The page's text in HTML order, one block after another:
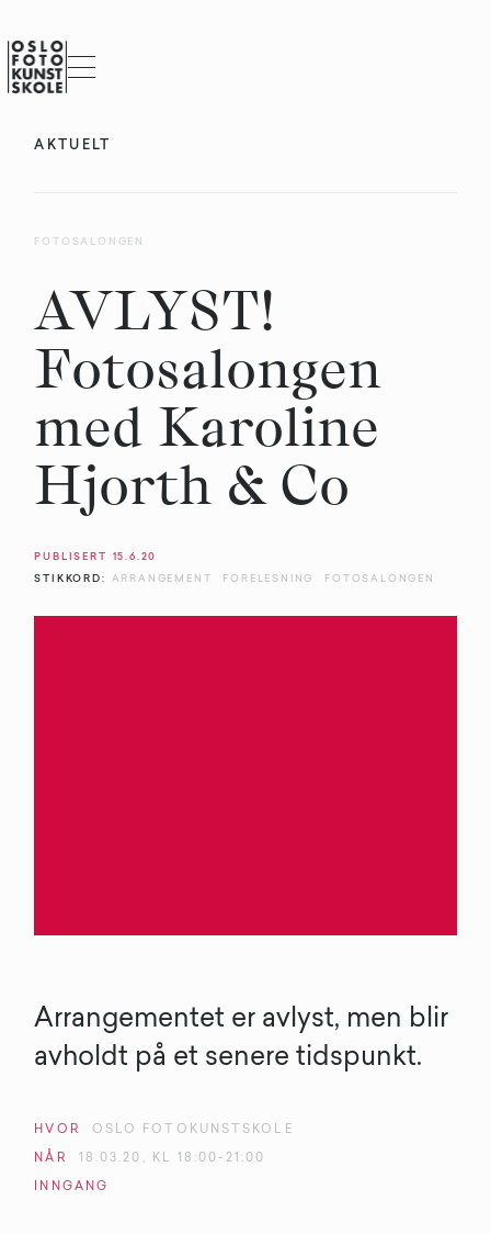
AKTUELT
FOTOSALONGEN
AVLYST!
Fotosalongen
med Karoline
Hjorth & Co
PUBLISERT 15.6.20
STIKKORD: ARRANGEMENT FORELESNING FOTOSALONGEN
Arrangementet er avlyst, men blir
avholdt på et senere tidspunkt.
HVOR OSLO FOTOKUNSTSKOLE
NÅR 18 .03 .20 , KL 18:00-21:00
INNGANG